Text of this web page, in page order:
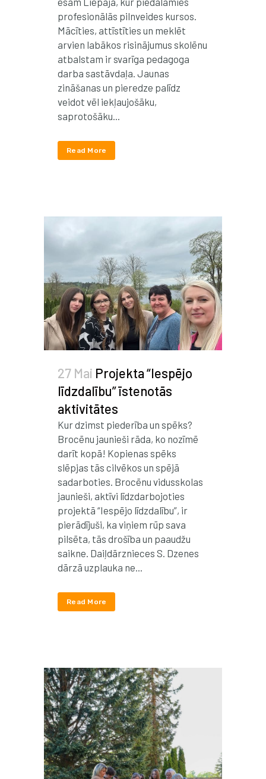
profesionālās pilnveides kursos.
Mācīties, attīstīties un meklēt
arvien labākos risinājumus skolēnu
atbalstam ir svarīga pedagoga
darba sastāvdaļa. Jaunas
zināšanas un pieredze palīdz
veidot vēl iekļaujošāku,
saprotošāku...
Read More
27 Mai Projekta “Iespējo
līdzdalību” īstenotās
aktivitātes
Kur dzimst piederība un spēks?
Brocēnu jaunieši rāda, ko nozīmē
darīt kopā! Kopienas spēks
slēpjas tās cilvēkos un spējā
sadarboties. Brocēnu vidusskolas
jaunieši, aktīvi līdzdarbojoties
projektā “Iespējo līdzdalību”, ir
pierādījuši, ka viņiem rūp sava
pilsēta, tās drošība un paaudžu
saikne. Daiļdārznieces S. Dzenes
dārzā uzplauka ne...
Read More